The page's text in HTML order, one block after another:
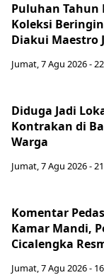
Puluhan Tahun
Koleksi
Diakui Maestro
Jumat, 7 Agu 2026 -
Diduga Jadi
Kontrakan di
Warga
Jumat, 7 Agu 2026 -
Komentar
Kamar Mandi,
Cicalengka
Jumat, 7 Agu 2026 -